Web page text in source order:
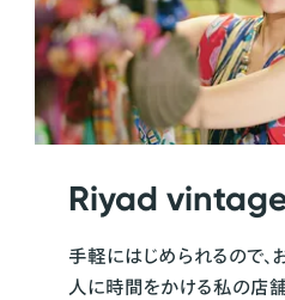
Riyad
手軽にはじめられるので、
人に時間をかける私の店